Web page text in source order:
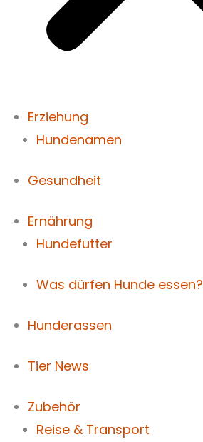
Erziehung
Hundenamen
Gesundheit
Ernährung
Hundefutter
Was dürfen Hunde essen?
Hunderassen
Tier News
Zubehör
Reise & Transport